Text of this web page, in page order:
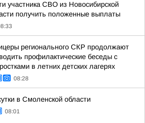
участника СВО из Новосибирской
получить положенные выплаты
регионального СКР продолжают
профилактические беседы с
в летних детских лагерях
08:28
в Смоленской области
08:01